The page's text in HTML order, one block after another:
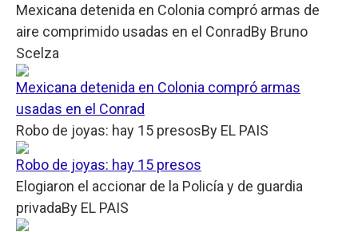
Mexicana detenida en Colonia compró armas de
aire comprimido usadas en el ConradBy Bruno
Scelza
Mexicana detenida en Colonia compró armas
usadas en el Conrad
Robo de joyas: hay 15 presosBy EL PAIS
Robo de joyas: hay 15 presos
Elogiaron el accionar de la Policía y de guardia
privadaBy EL PAIS